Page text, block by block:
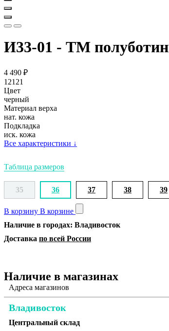
И33-01 - ТМ
4 490 ₽
12121
Цвет
черный
Материал верха
нат. кожа
Подкладка
иск. кожа
Все характеристики ↓
Таблица размеров
35 36 37 38 39
В корзину В корзине
Наличие в городах: Владивосток
Доставка по всей России
Наличие в магазинах
Адреса магазинов
Владивосток
Центральный склад